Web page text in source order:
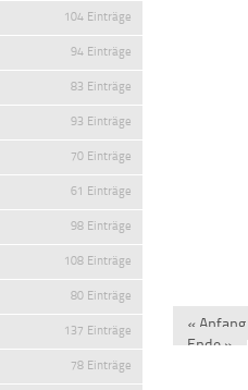
« Anfang
Ende »
104 Einträge
94 Einträge
83 Einträge
93 Einträge
70 Einträge
61 Einträge
98 Einträge
108 Einträge
80 Einträge
137 Einträge
78 Einträge